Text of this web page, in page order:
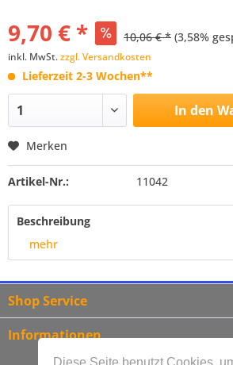
Diese Seite benutzt Cookies,
9,70 € * 10,06 € * (3,58%
inkl. MwSt.zzgl. Versandkosten
Lieferzeit 2-3 Wochen**
In den
Merken
Artikel-Nr.: 11042
Beschreibung
mehr
Shop Service
Informationen